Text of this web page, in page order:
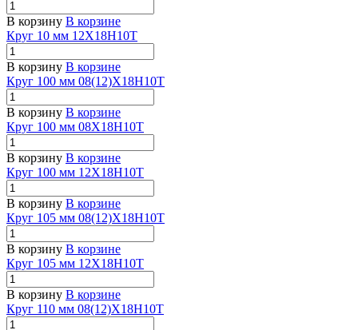
В корзину В корзине
Круг 10 мм 12Х18Н10Т
В корзину В корзине
Круг 100 мм 08(12)Х18Н10Т
В корзину В корзине
Круг 100 мм 08Х18Н10Т
В корзину В корзине
Круг 100 мм 12Х18Н10Т
В корзину В корзине
Круг 105 мм 08(12)Х18Н10Т
В корзину В корзине
Круг 105 мм 12Х18Н10Т
В корзину В корзине
Круг 110 мм 08(12)Х18Н10Т